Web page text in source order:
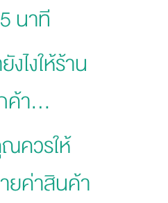
นาที
ไงให้ร้าน
ค้า...
ควรให้
ยค่าสินค้า